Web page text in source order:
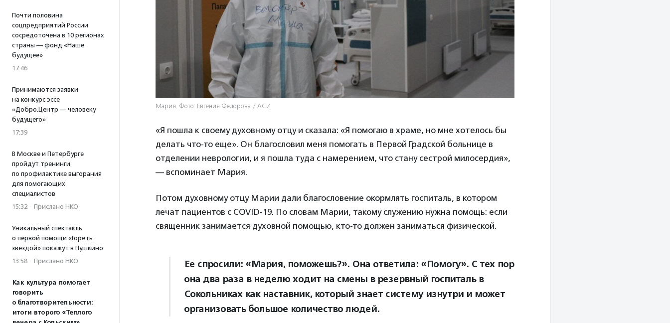
Почти половина
соцпредприятий России
сосредоточена в 10 регионах
страны — фонд «Наше
будущее»
17:46
Принимаются заявки
на конкурс эссе
«Добро.Центр — человеку
будущего»
17:39
В Москве и Петербурге
пройдут тренинги
по профилактике выгорания
для помогающих
специалистов
15:32 · Прислано НКО
Уникальный спектакль
о первой помощи «Гореть
звездой» покажут в Пушкино
13:58 · Прислано НКО
Как культура помогает
говорить
о благотворительности:
итоги второго «Теплого
Мария. Фото: Евгения Федорова / АСИ
«Я пошла к своему духовному отцу и сказала: «Я помогаю в храме, но мне хотелось бы
делать что-то еще». Он благословил меня помогать в Первой Градской больнице в
отделении неврологии, и я пошла туда с намерением, что стану сестрой милосердия»,
— вспоминает Мария.
Потом духовному отцу Марии дали благословение окормлять госпиталь, в котором
лечат пациентов с COVID-19. По словам Марии, такому служению нужна помощь: если
священник занимается духовной помощью, кто-то должен заниматься физической.
Ее спросили: «Мария, поможешь?». Она ответила: «Помогу». С тех пор
она два раза в неделю ходит на смены в резервный госпиталь в
Сокольниках как наставник, который знает систему изнутри и может
организовать большое количество людей.